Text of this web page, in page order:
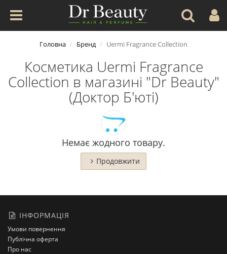
Головна Бренд Uermi Fragrance Collection
Косметика Uermi Fragrance
Collection в магазині "Dr Beauty"
(Доктор Б'юті)
Немає жодного товару.
Продовжити
ІНФОРМАЦІЯ
Умови повернення
Публічна оферта
Про нас